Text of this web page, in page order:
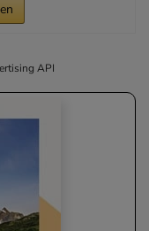
API